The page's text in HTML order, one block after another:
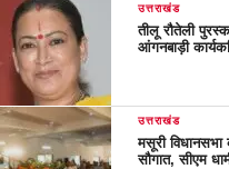
उत्तराखंड
तीलू रौतेली
आंगनबाड़ी
उत्तराखंड
मसूरी
सौगात, सीएम